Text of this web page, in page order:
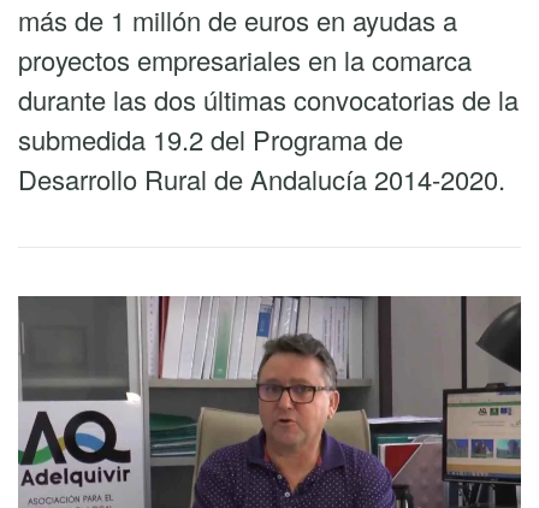
más de 1 millón de euros en ayudas a
proyectos empresariales en la comarca
durante las dos últimas convocatorias de la
submedida 19.2 del Programa de
Desarrollo Rural de Andalucía 2014-2020.